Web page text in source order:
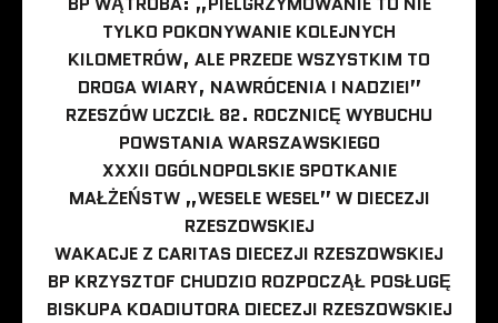
TYLKO POKONYWANIE KOLEJNYCH
KILOMETRÓW, ALE PRZEDE WSZYSTKIM TO
DROGA WIARY, NAWRÓCENIA I NADZIEI”
RZESZÓW UCZCIŁ 82. ROCZNICĘ WYBUCHU
POWSTANIA WARSZAWSKIEGO
XXXII OGÓLNOPOLSKIE SPOTKANIE
MAŁŻEŃSTW „WESELE WESEL” W DIECEZJI
RZESZOWSKIEJ
WAKACJE Z CARITAS DIECEZJI RZESZOWSKIEJ
BP KRZYSZTOF CHUDZIO ROZPOCZĄŁ POSŁUGĘ
BISKUPA KOADIUTORA DIECEZJI RZESZOWSKIEJ